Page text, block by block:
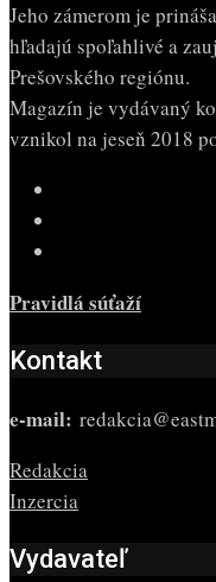
Jeho zámerom je
hľadajú spoľahlivé a
Prešovského regiónu.
Magazín je vydávaný
vznikol na jeseň 2018
Pravidlá súťaží
Kontakt
e-mail:
Redakcia
Inzercia
Vydavateľ